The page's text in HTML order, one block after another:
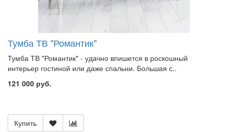
Тумба ТВ "Романтик"
Тумба ТВ "Романтик" - удачно впишется в роскошный
интерьер гостиной или даже спальни. Большая с..
121 000 руб.
Купить